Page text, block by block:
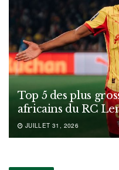
Top 5 des plus
africains du RC
JUILLET 31, 2026